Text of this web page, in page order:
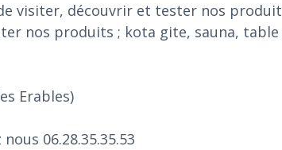
visiter, découvrir et tester nos
nos produits ; kota gite, sauna, table
Erables)
06.28.35.35.53